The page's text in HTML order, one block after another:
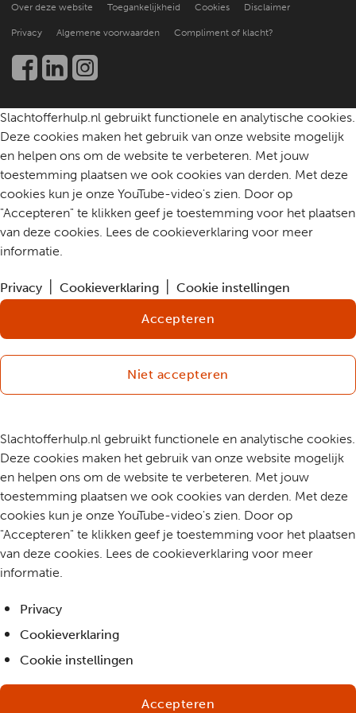
Beter leren helpen
Kennis en onderzoek
Een slachtoffer helpen
Nieuws en publicaties
Werken bij
Community
Over deze website Toegankelijkheid Cookies Disclaimer
Privacy Algemene voorwaarden Compliment of klacht?
Slachtofferhulp.nl gebruikt functionele en analytische cookies.
Deze cookies maken het gebruik van onze website mogelijk
en helpen ons om de website te verbeteren. Met jouw
toestemming plaatsen we ook cookies van derden. Met deze
cookies kun je onze YouTube-video's zien. Door op
"Accepteren" te klikken geef je toestemming voor het plaatsen
van deze cookies. Lees de cookieverklaring voor meer
informatie.
Privacy Cookieverklaring Cookie instellingen
Accepteren
Niet accepteren
Slachtofferhulp.nl gebruikt functionele en analytische cookies.
Deze cookies maken het gebruik van onze website mogelijk
en helpen ons om de website te verbeteren. Met jouw
toestemming plaatsen we ook cookies van derden. Met deze
cookies kun je onze YouTube-video's zien. Door op
"Accepteren" te klikken geef je toestemming voor het plaatsen
van deze cookies. Lees de cookieverklaring voor meer
informatie.
Privacy
Cookieverklaring
Cookie instellingen
Accepteren